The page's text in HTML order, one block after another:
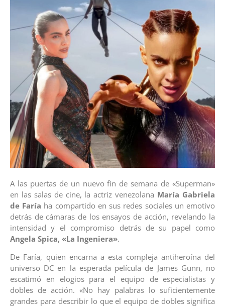
A las puertas de un nuevo fin de semana de «Superman»
en las salas de cine, la actriz venezolana María Gabriela
de Faría ha compartido en sus redes sociales un emotivo
detrás de cámaras de los ensayos de acción, revelando la
intensidad y el compromiso detrás de su papel como
Angela Spica, «La Ingeniera».
De Faría, quien encarna a esta compleja antiheroína del
universo DC en la esperada película de James Gunn, no
escatimó en elogios para el equipo de especialistas y
dobles de acción. «No hay palabras lo suficientemente
grandes para describir lo que el equipo de dobles significa